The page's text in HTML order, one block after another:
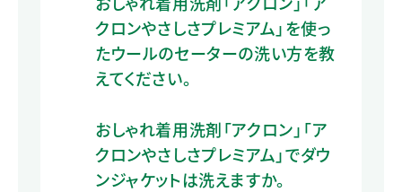
クロンやさしさプレミアム」を使っ
たウールのセーターの洗い方を教
えてください。
おしゃれ着用洗剤「アクロン」「ア
クロンやさしさプレミアム」でダウ
ンジャケットは洗えますか。